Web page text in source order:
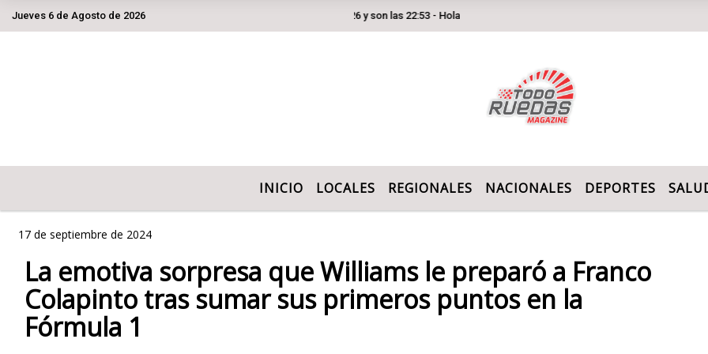
Jueves 6 de Agosto de 2026 Hoy es Jueves 6 de Agosto de 2026 y son las 22:53 - Hola
INICIO LOCALES REGIONALES NACIONALES DEPORTES
17 de septiembre de 2024
La emotiva sorpresa que Williams le preparó a Franco
Colapinto tras sumar sus primeros puntos en la
Fórmula 1